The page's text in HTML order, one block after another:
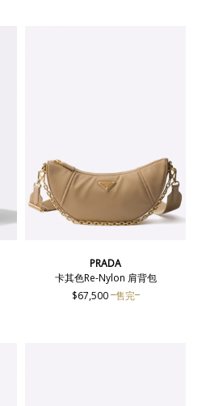
PRADA
卡其色Re-Nylon 肩背包
$67,500 售完